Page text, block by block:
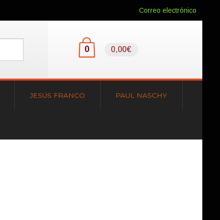
Correo electrónico
0 0,00€
JESÚS FRANCO PAUL NASCHY